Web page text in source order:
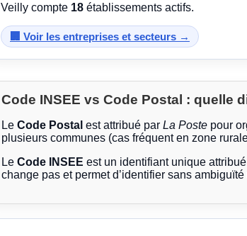
Veilly compte 18 établissements actifs.
🏢 Voir les entreprises et secteurs →
Code INSEE vs Code Postal : quelle
Le Code Postal est attribué par La Poste pour
plusieurs communes (cas fréquent en zone
Le Code INSEE est un identifiant unique attribué
change pas et permet d’identifier sans